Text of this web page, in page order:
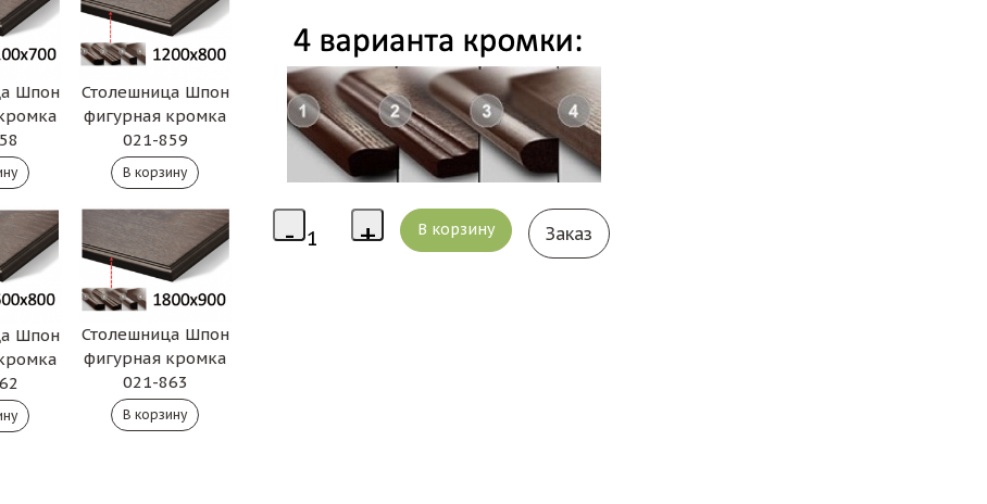
Шпон
Столешница Шпон
фигурная кромка
021-859
Шпон
Столешница Шпон
фигурная кромка
021-863
Заказ